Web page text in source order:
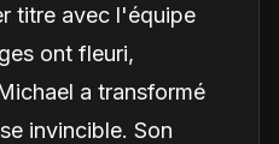
titre avec l'équipe
ont fleuri,
a transformé
invincible. Son